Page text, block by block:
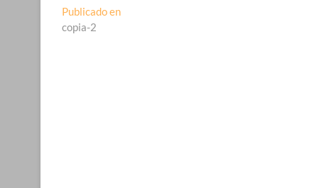
Navegación
de
Publicado en
copia-2